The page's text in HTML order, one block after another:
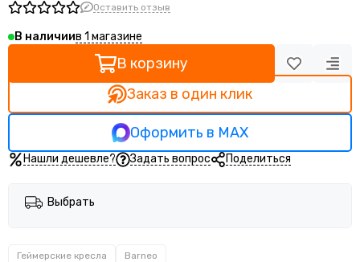
Оставить отзыв
В наличиив 1 магазине
В корзину
Заказ в один клик
Оформить в MAX
Нашли дешевле? Задать вопрос Поделиться
Выбрать
Геймерские кресла Barneo